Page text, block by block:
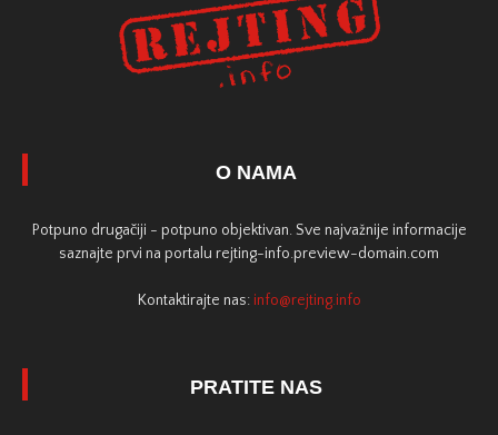
O NAMA
Potpuno drugačiji - potpuno objektivan. Sve najvažnije informacije
saznajte prvi na portalu rejting-info.preview-domain.com
Kontaktirajte nas: info@rejting.info
PRATITE NAS